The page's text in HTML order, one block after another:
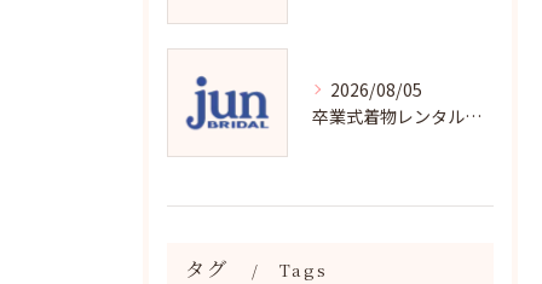
2026/08/05
卒業式着物レンタルの選び方と魅力
タグ Tags